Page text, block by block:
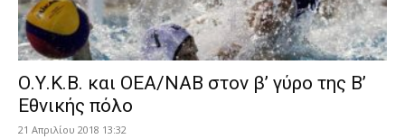
Ο.Υ.Κ.Β. και ΟΕΑ/ΝΑΒ στον β’ γύρο της Β’
Εθνικής πόλο
21 Απριλίου 2018 13:32